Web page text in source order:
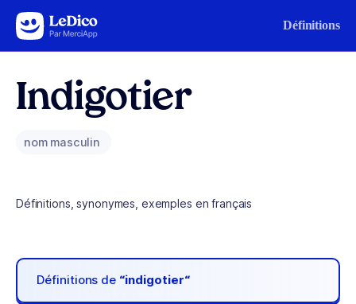
Aller au contenu Définitions
Indigotier
nom masculin
Définitions, synonymes, exemples en français
Définitions de “indigotier“